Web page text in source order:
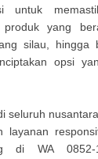
untuk
produk yang
silau, hingga
opsi
seluruh
layanan
di WA 0852-